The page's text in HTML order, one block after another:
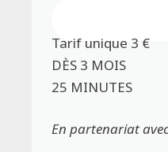
Tarif unique 3 €
DÈS 3 MOIS
25 MINUTES
En partenariat